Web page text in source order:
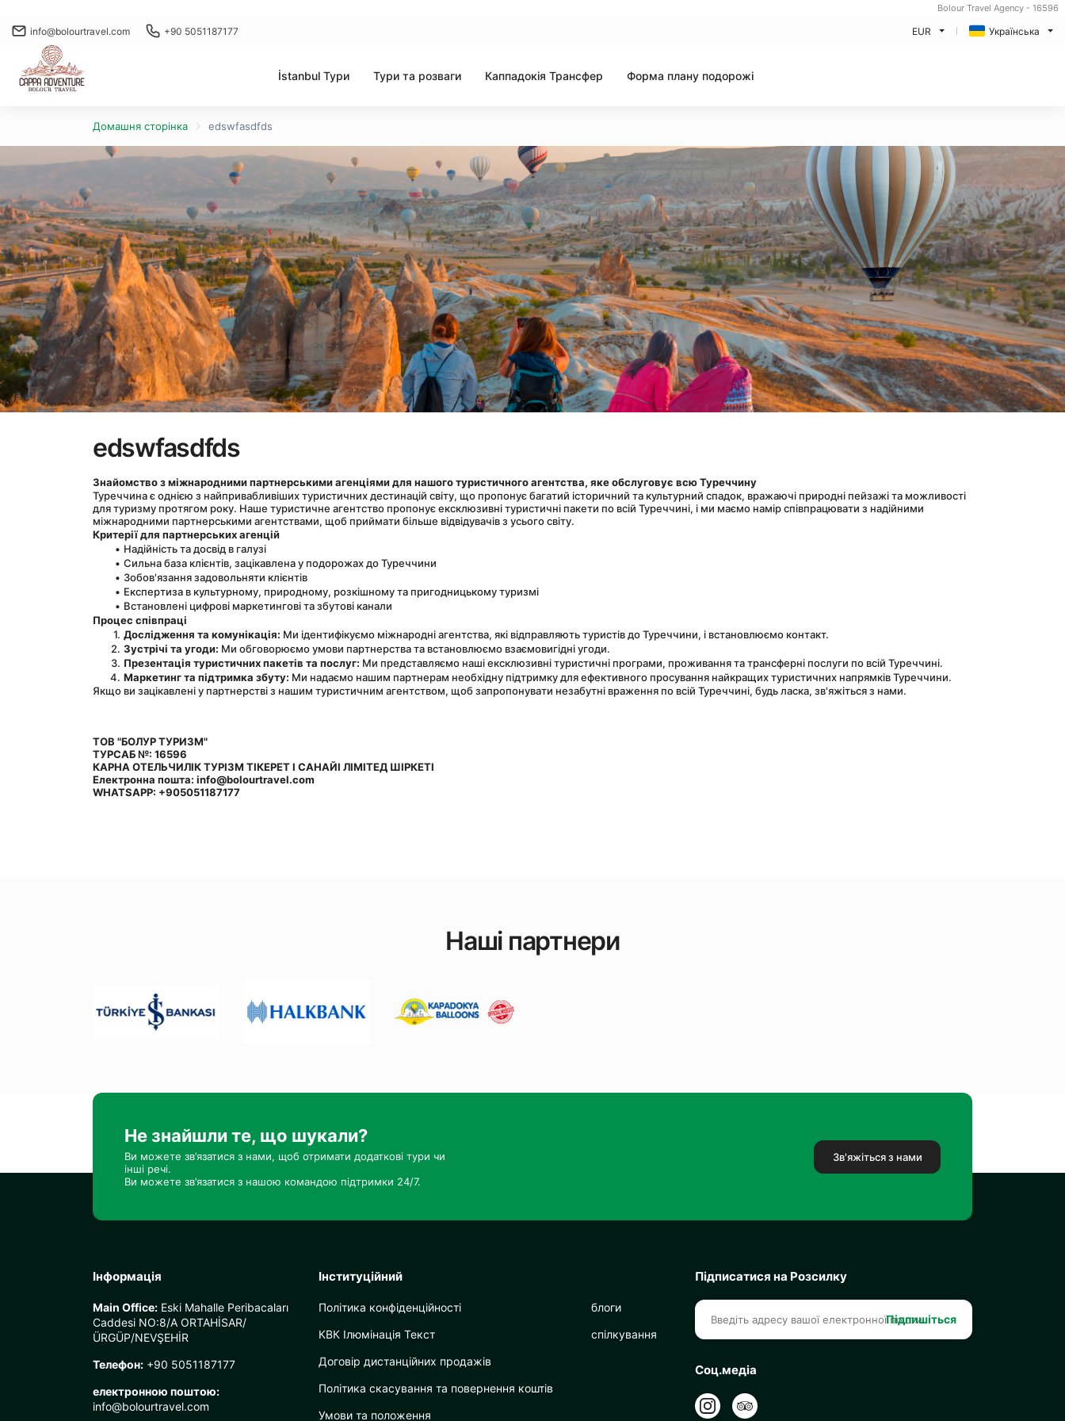
Bolour Travel Agency - 16596
info@bolourtravel.com +90 5051187177 EUR Українська
İstanbul Тури Тури та розваги Каппадокія Трансфер Форма плану подорожі
Домашня сторінка edswfasdfds
edswfasdfds
Знайомство з міжнародними партнерськими агенціями для нашого туристичного агентства, яке обслуговує всю Туреччину
Туреччина є однією з найпривабливіших туристичних дестинацій світу, що пропонує багатий історичний та культурний спадок, вражаючі природні пейзажі та можливості
для туризму протягом року. Наше туристичне агентство пропонує ексклюзивні туристичні пакети по всій Туреччині, і ми маємо намір співпрацювати з надійними
міжнародними партнерськими агентствами, щоб приймати більше відвідувачів з усього світу.
Критерії для партнерських агенцій
Надійність та досвід в галузі
Сильна база клієнтів, зацікавлена у подорожах до Туреччини
Зобов'язання задовольняти клієнтів
Експертиза в культурному, природному, розкішному та пригодницькому туризмі
Встановлені цифрові маркетингові та збутові канали
Процес співпраці
Дослідження та комунікація: Ми ідентифікуємо міжнародні агентства, які відправляють туристів до Туреччини, і встановлюємо контакт.
Зустрічі та угоди: Ми обговорюємо умови партнерства та встановлюємо взаємовигідні угоди.
Презентація туристичних пакетів та послуг: Ми представляємо наші ексклюзивні туристичні програми, проживання та трансферні послуги по всій Туреччині.
Маркетинг та підтримка збуту: Ми надаємо нашим партнерам необхідну підтримку для ефективного просування найкращих туристичних напрямків Туреччини.
Якщо ви зацікавлені у партнерстві з нашим туристичним агентством, щоб запропонувати незабутні враження по всій Туреччині, будь ласка, зв'яжіться з нами.
ТОВ "БОЛУР ТУРИЗМ"
ТУРСАБ №: 16596
КАРНА ОТЕЛЬЧИЛІК ТУРІЗМ ТІКЕРЕТ І САНАЙІ ЛІМІТЕД ШІРКЕТІ
Електронна пошта: info@bolourtravel.com
WHATSAPP: +905051187177
Наші партнери
Не знайшли те, що шукали?
Ви можете зв’язатися з нами, щоб отримати додаткові тури чи
інші речі.
Ви можете зв’язатися з нашою командою підтримки 24/7.
Зв'яжіться з нами
Інформація
Main Office: Eski Mahalle Peribacaları
Caddesi NO:8/A ORTAHİSAR/
ÜRGÜP/NEVŞEHİR
Телефон: +90 5051187177
електронною поштою:
info@bolourtravel.com
Інституційний
Політика конфіденційності
КВК Ілюмінація Текст
Договір дистанційних продажів
Політика скасування та повернення коштів
Умови та положення
блоги
спілкування
Підписатися на Розсилку
Підпишіться
Соц.медіа